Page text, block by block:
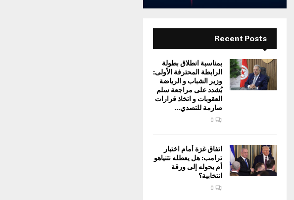
Recent Posts
بمناسبة انطلاق بطولة
الرابطة المحترفة الأولى:
وزير الشباب و الرياضة
يُشدد على مراجعة سلم
العقوبات و اتخاذ قرارات
صارمة للتصدي...
0
اتفاق غزة أمام اختبار
ترامب: هل يعطله نتنياهو
أم يحوله إلى ورقة
انتخابية؟
0